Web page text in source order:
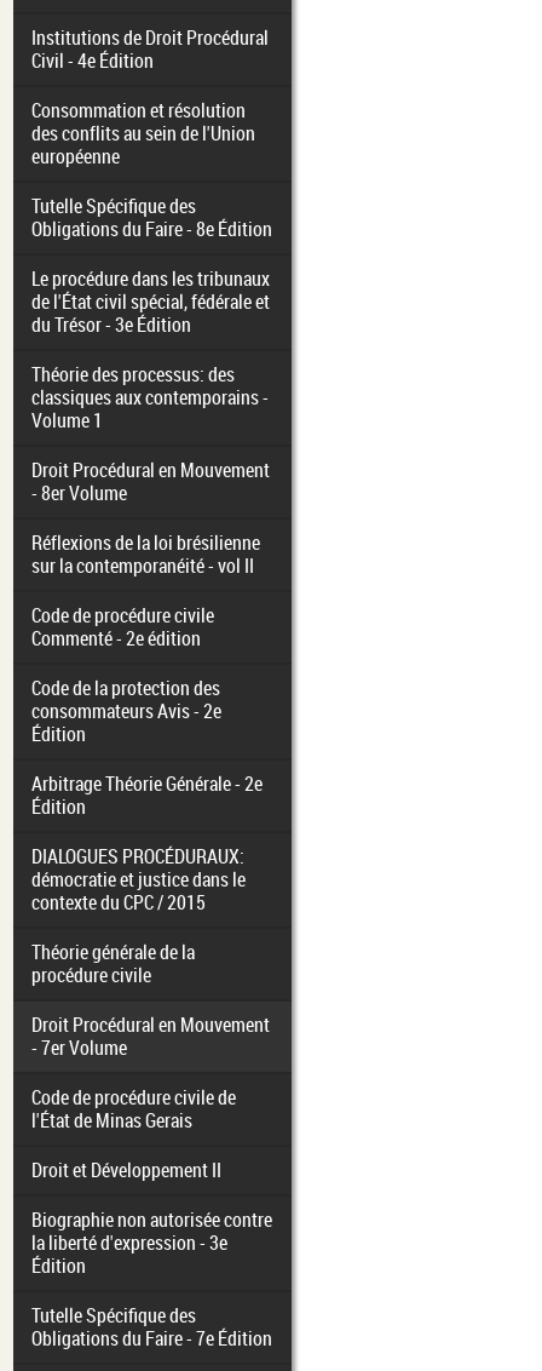
Institutions de Droit Procédural
Civil - 4e Édition
Consommation et résolution
des conflits au sein de l'Union
européenne
Tutelle Spécifique des
Obligations du Faire - 8e Édition
Le procédure dans les tribunaux
de l'État civil spécial, fédérale et
du Trésor - 3e Édition
Théorie des processus: des
classiques aux contemporains -
Volume 1
Droit Procédural en Mouvement
- 8er Volume
Réflexions de la loi brésilienne
sur la contemporanéité - vol II
Code de procédure civile
Commenté - 2e édition
Code de la protection des
consommateurs Avis - 2e
Édition
Arbitrage Théorie Générale - 2e
Édition
DIALOGUES PROCÉDURAUX:
démocratie et justice dans le
contexte du CPC / 2015
Théorie générale de la
procédure civile
Droit Procédural en Mouvement
- 7er Volume
Code de procédure civile de
l'État de Minas Gerais
Droit et Développement II
Biographie non autorisée contre
la liberté d'expression - 3e
Édition
Tutelle Spécifique des
Obligations du Faire - 7e Édition